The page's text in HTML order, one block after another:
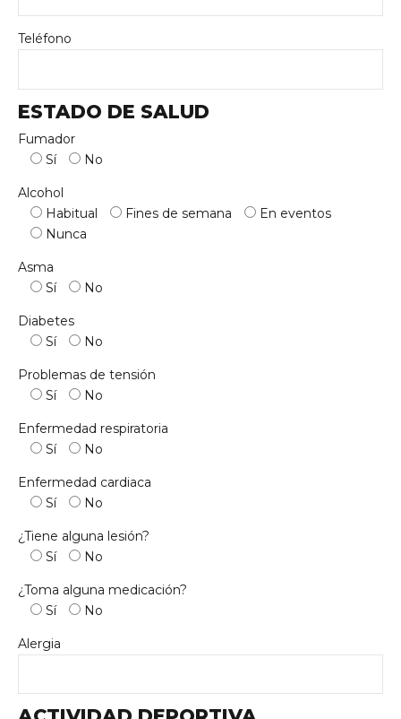
Teléfono
ESTADO DE SALUD
Fumador
Sí
No
Alcohol
Habitual
Fines de semana
En eventos
Nunca
Asma
Sí
No
Diabetes
Sí
No
Problemas de tensión
Sí
No
Enfermedad respiratoria
Sí
No
Enfermedad cardiaca
Sí
No
¿Tiene alguna lesión?
Sí
No
¿Toma alguna medicación?
Sí
No
Alergia